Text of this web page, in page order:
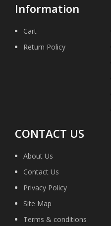
Information
Cart
Return Policy
CONTACT US
About Us
Contact Us
Privacy Policy
Site Map
Terms & conditions